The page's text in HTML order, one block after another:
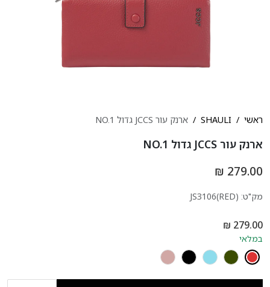
ראשי SHAULI ארנק עור JCCS גדול NO.1
ארנק עור JCCS גדול NO.1
279.00 ₪
מק"ט: JS3106(RED)
במלאי